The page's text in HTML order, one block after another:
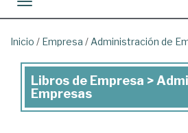
Toggle navigation
Inicio / Empresa / Administración de
Libros
de
Libros de Empresa >
Empresas